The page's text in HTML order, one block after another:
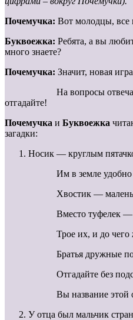
Почемучка: Вот молодцы, все
Буквоежка: Ребята, а вы
много знаете?
Почемучка: Значит, новая
На вопросы отвечайте,
отгадайте!
Почемучка и Буквоежка
загадки:
Носик — круглым
Им в земле удобно
Хвостик —
Вместо туфелек —
Трое их, и до чего
Братья дружные
Отгадайте без
Вы название этой
У отца был мальчик